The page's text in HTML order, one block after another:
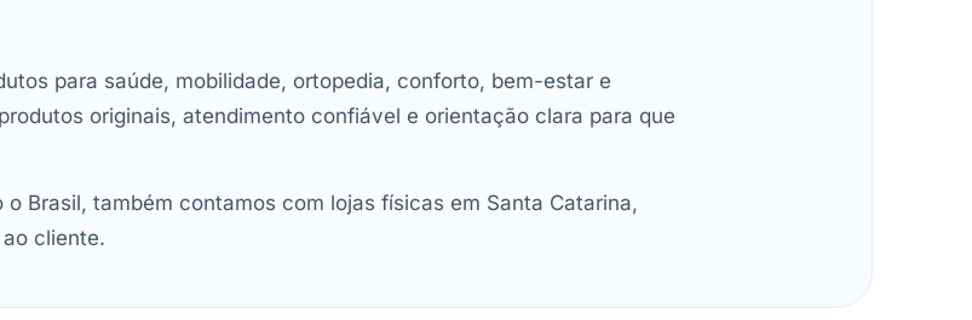
para saúde, mobilidade, ortopedia, conforto, bem-estar e
originais, atendimento confiável e orientação clara para que
Brasil, também contamos com lojas físicas em Santa Catarina,
cliente.